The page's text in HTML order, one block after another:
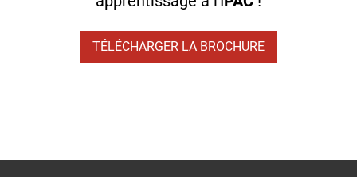
TÉLÉCHARGER LA BROCHURE